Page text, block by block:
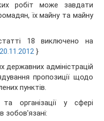
робіт може завдати
їх майну та майну
18 виключено на
}
державних адміністрацій
пропозиції щодо
пунктів.
організації у сфері
зобов'язані: